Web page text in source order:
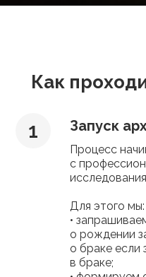
Как
Запуск
Процесс
с
Для этого мы:
•
о рождении
о браке если
в браке;